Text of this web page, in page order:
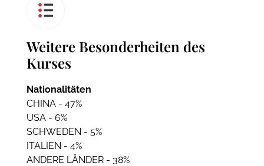
Weitere Besonderheiten des
Kurses
Nationalitäten
CHINA - 47%
USA - 6%
SCHWEDEN - 5%
ITALIEN - 4%
ANDERE LÄNDER - 38%